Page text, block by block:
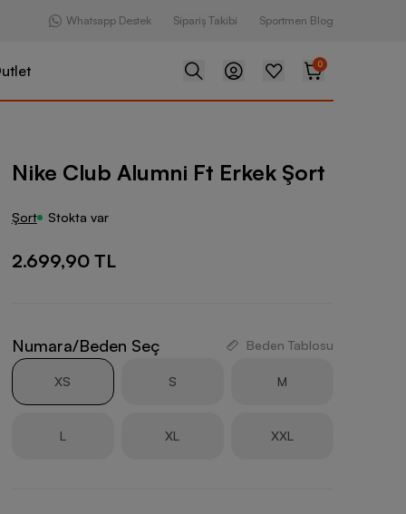
Whatsapp Destek Sipariş Takibi Sportmen Blog
0
Ft Erkek Şort
Nike Club Alumni Ft Erkek Şort
Şort Stokta var
2.699,90 TL
Numara/Beden Seç Beden Tablosu
XS S M
L XL XXL